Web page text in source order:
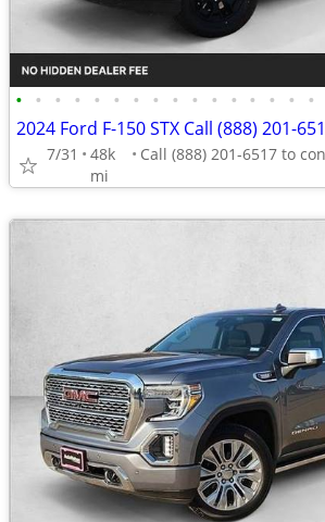
• • • • • • • • • • • • • • • •
2024 Ford F-150 STX Call (888) 201-
7/31
48k
mi